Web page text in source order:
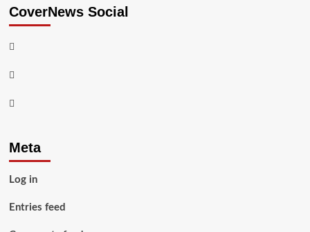
CoverNews Social
Facebook
Twitter
Youtube
Meta
Log in
Entries feed